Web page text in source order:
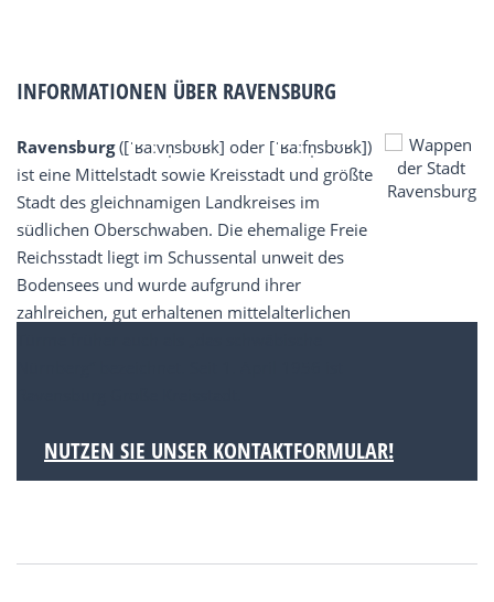
INFORMATIONEN ÜBER RAVENSBURG
Ravensburg([ˈʁaːvn̩sbʊʁk] oder [ˈʁaːfn̩sbʊʁk])
ist eine Mittelstadt sowie Kreisstadt und größte
Stadt des gleichnamigen Landkreises im
südlichen Oberschwaben. Die ehemalige Freie
Reichsstadt liegt im Schussental unweit des
Bodensees und wurde aufgrund ihrer
zahlreichen, gut erhaltenen mittelalterlichen
NUTZEN SIE UNSER KONTAKTFORMULAR!